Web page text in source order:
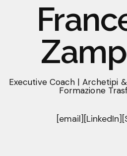
Executive Coach | Archetipi
Formazione
[email] [LinkedIn]